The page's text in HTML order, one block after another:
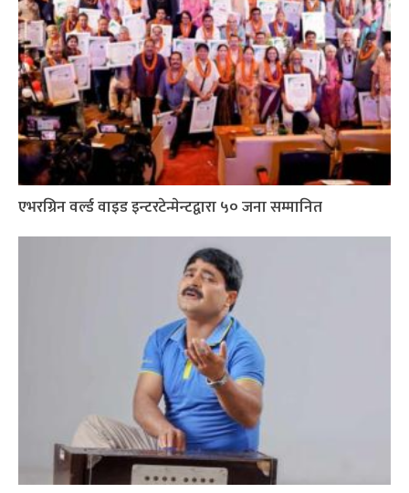
एभरग्रिन वर्ल्ड वाइड इन्टरटेन्मेन्टद्वारा ५० जना सम्मानित